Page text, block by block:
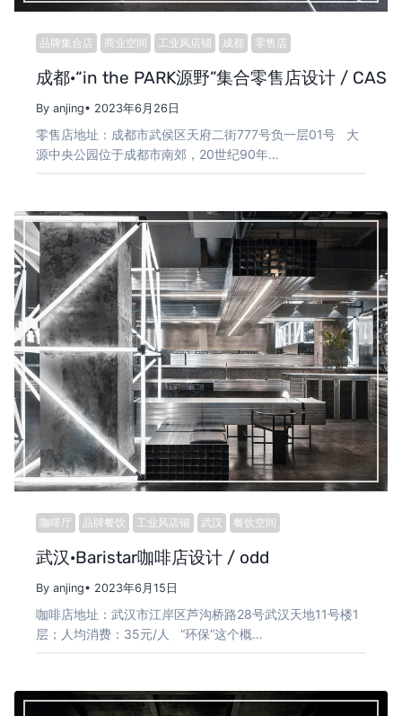
品牌集合店 商业空间 工业风店铺 成都 零售店
成都·“in the PARK源野”集合零售店设计 / CASE
By anjing• 2023年6月26日
零售店地址：成都市武侯区天府二街777号负一层01号 大
源中央公园位于成都市南郊，20世纪90年…
咖啡厅 品牌餐饮 工业风店铺 武汉 餐饮空间
武汉·Baristar咖啡店设计 / odd
By anjing• 2023年6月15日
咖啡店地址：武汉市江岸区芦沟桥路28号武汉天地11号楼1
层；人均消费：35元/人 “环保”这个概…